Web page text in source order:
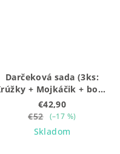
Darčeková sada (3ks:
+ Mojkáčik + box),
malá zelená BEZ
gravírovania
€42,90
€52
(–17 %)
Skladom